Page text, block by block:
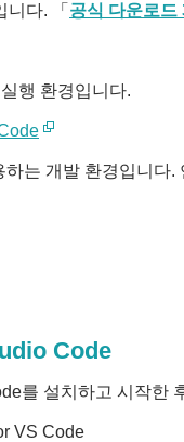
니다. 「 공식 다운로드
행 환경입니다.
하는 개발 환경입니다
Code
를 설치하고 시작한
VS Code